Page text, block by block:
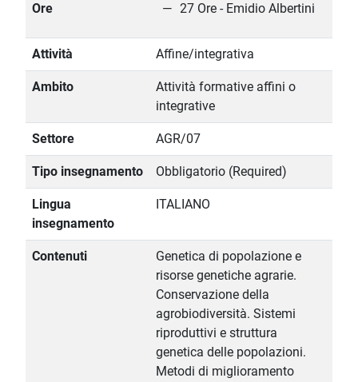
Ore 27 Ore - Emidio Albertini
Attività Affine/integrativa
Ambito
Attività formative affini o
integrative
Settore AGR/07
Tipo insegnamento Obbligatorio (Required)
Lingua
insegnamento
ITALIANO
Contenuti
Genetica di popolazione e
risorse genetiche agrarie.
Conservazione della
agrobiodiversità. Sistemi
riproduttivi e struttura
genetica delle popolazioni.
Metodi di miglioramento